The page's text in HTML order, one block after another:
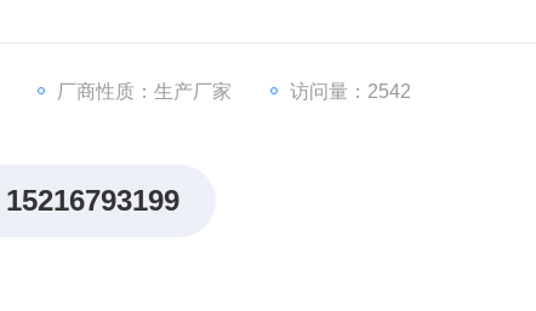
厂商性质：生产厂家 访问量：2542
15216793199